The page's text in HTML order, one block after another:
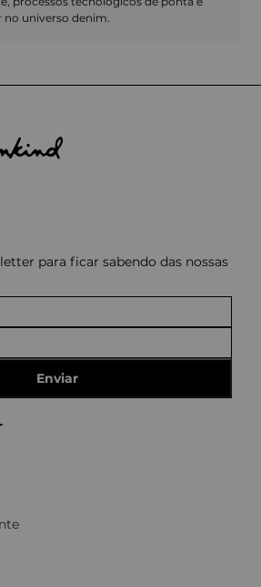
no universo denim.
para ficar sabendo das nossas
Enviar